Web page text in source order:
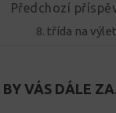
Předchozí
8. třída na
VÁS DÁLE